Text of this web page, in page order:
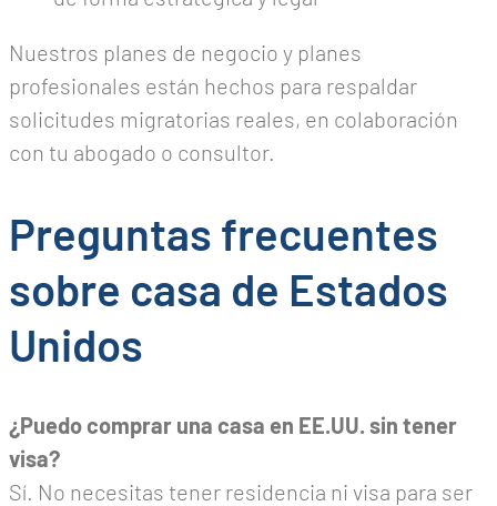
Nuestros planes de negocio y planes
profesionales están hechos para respaldar
solicitudes migratorias reales, en colaboración
con tu abogado o consultor.
Preguntas frecuentes
sobre casa de Estados
Unidos
¿Puedo comprar una casa en EE.UU. sin tener
visa?
Sí. No necesitas tener residencia ni visa para ser